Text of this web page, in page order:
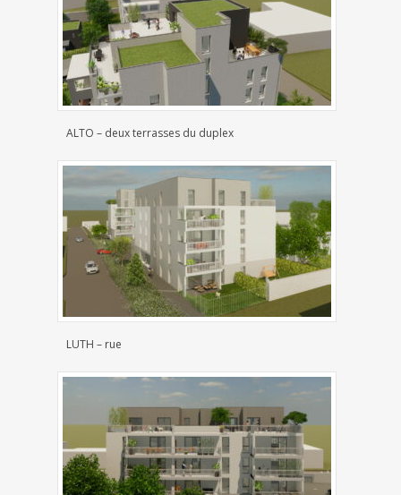
ALTO – deux terrasses du duplex
LUTH – rue